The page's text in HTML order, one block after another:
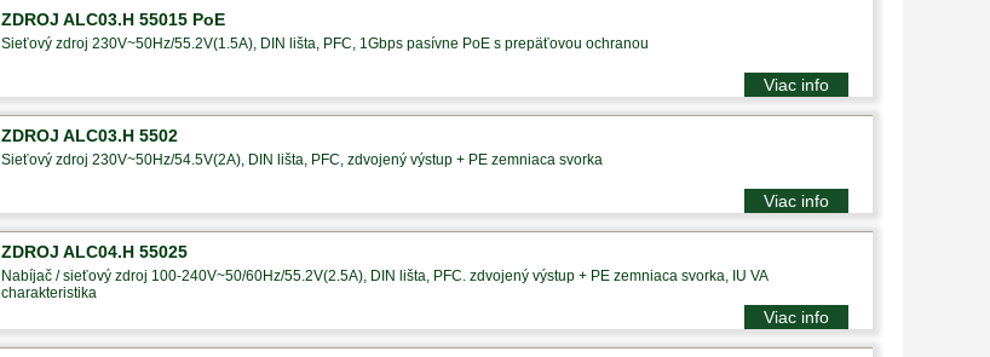
ZDROJ ALC03.H 55015 PoE
Sieťový zdroj 230V~50Hz/55.2V(1.5A), DIN lišta, PFC, 1Gbps pasívne PoE s prepäťovou ochranou
Viac info
ZDROJ ALC03.H 5502
Sieťový zdroj 230V~50Hz/54.5V(2A), DIN lišta, PFC, zdvojený výstup + PE zemniaca svorka
Viac info
ZDROJ ALC04.H 55025
Nabíjač / sieťový zdroj 100-240V~50/60Hz/55.2V(2.5A), DIN lišta, PFC. zdvojený výstup + PE zemniaca svorka, IU VA
charakteristika
Viac info